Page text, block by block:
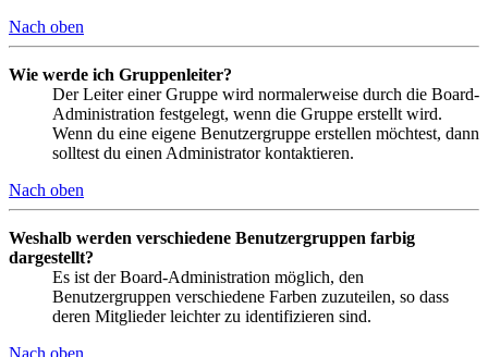
Nach oben
Wie werde ich Gruppenleiter?
Der Leiter einer Gruppe wird normalerweise durch die Board-
Administration festgelegt, wenn die Gruppe erstellt wird.
Wenn du eine eigene Benutzergruppe erstellen möchtest, dann
solltest du einen Administrator kontaktieren.
Nach oben
Weshalb werden verschiedene Benutzergruppen farbig
dargestellt?
Es ist der Board-Administration möglich, den
Benutzergruppen verschiedene Farben zuzuteilen, so dass
deren Mitglieder leichter zu identifizieren sind.
Nach oben